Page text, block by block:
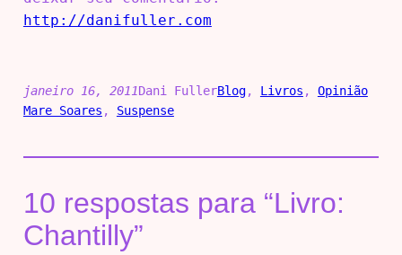
http://danifuller.com
janeiro 16, 2011Dani FullerBlog, Livros , Opinião
Mare Soares , Suspense
10 respostas para “Livro:
Chantilly”